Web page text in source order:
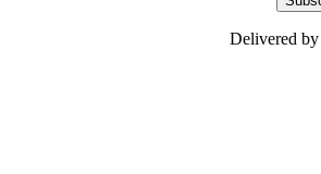
Delivered by